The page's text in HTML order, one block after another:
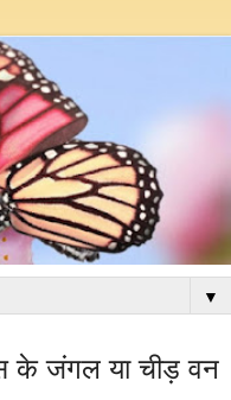
▼
के जंगल या चीड़ वन